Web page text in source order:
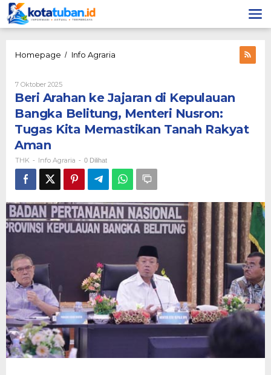
Lewati
ke
konten
Homepage / Info Agraria
di
Kepulauan
Bangka
Belitung,
Kita
Memastikan
Rakyat
Aman
7 Oktober 2025Oleh
THK
Beri Arahan ke Jajaran di Kepulauan
Bangka Belitung, Menteri Nusron:
Tugas Kita Memastikan Tanah Rakyat
Aman
THK - Info Agraria - 0 Dilihat